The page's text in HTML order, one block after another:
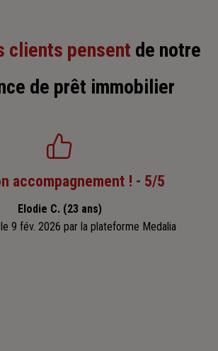
clients pensent de notre
de prêt immobilier
accompagnement ! - 5/5
Elodie C. (23 ans)
9 fév. 2026 par la plateforme Medalia